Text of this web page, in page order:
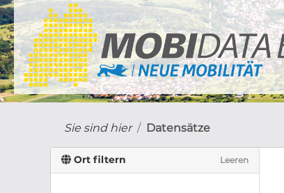
Sie sind hier Datensätze
Ort filtern Leeren